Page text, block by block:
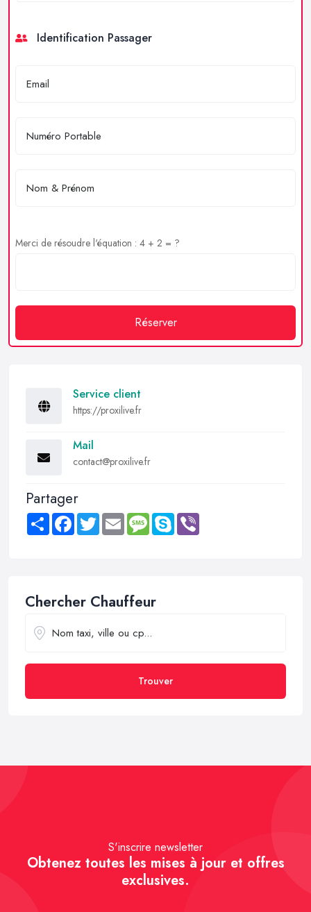
Identification Passager
Merci de résoudre l'équation : 4 + 2 = ?
Réserver
Service client
https://proxilive.fr
Mail
contact@proxilive.fr
Partager
Share FacebookTwitter Email MessageSkype
Chercher Chauffeur
Trouver
S'inscrire newsletter
Obtenez toutes les mises à jour et offres
exclusives.